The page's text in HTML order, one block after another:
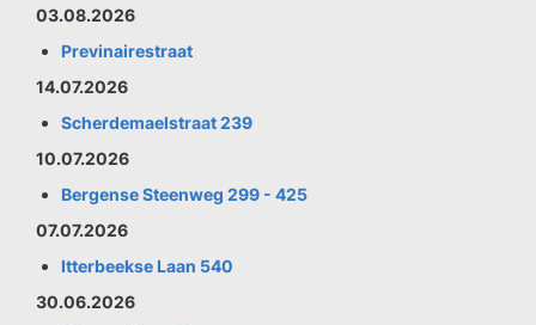
03.08.2026
Previnairestraat
14.07.2026
Scherdemaelstraat 239
10.07.2026
Bergense Steenweg 299 - 425
07.07.2026
Itterbeekse Laan 540
30.06.2026